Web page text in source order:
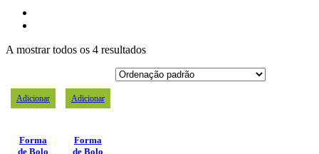
A mostrar todos os 4 resultados
Adicionar
Forma
de Bolo
Adicionar
Forma
de Bolo